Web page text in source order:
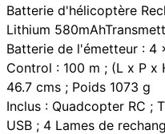
Batterie d'hélicoptère
Lithium
Batterie de l'émetteur : 4
Control : 100 m ; (L x P
46.7 cms ; Poids 1073 g
Inclus : Quadcopter RC ;
USB ; 4 Lames de